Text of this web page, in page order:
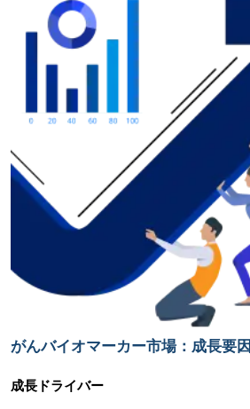
がんバイオマーカー市場：成長要
成長ドライバー